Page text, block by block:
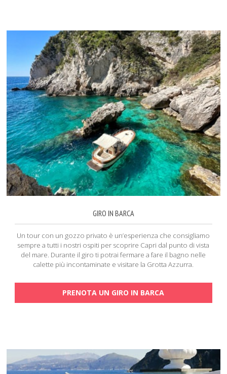
GIRO IN BARCA
Un tour con un gozzo privato è un’esperienza che consigliamo
sempre a tutti i nostri ospiti per scoprire Capri dal punto di vista
del mare. Durante il giro ti potrai fermare a fare il bagno nelle
calette più incontaminate e visitare la Grotta Azzurra.
PRENOTA UN GIRO IN BARCA